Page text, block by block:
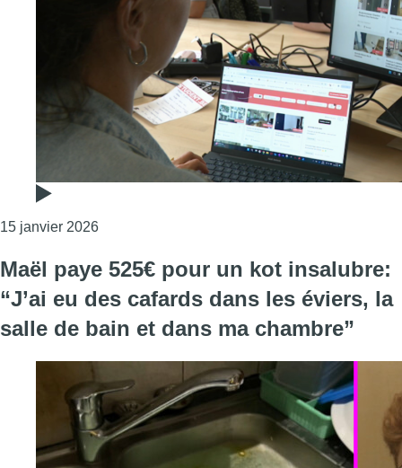
15 janvier 2026Consulter l'article "Seul un étudiant bruxellois
Maël paye 525€ pour un kot insalubre:
“J’ai eu des cafards dans les éviers, la
salle de bain et dans ma chambre”